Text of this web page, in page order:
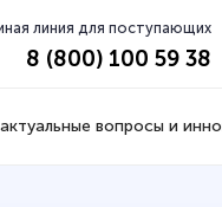
линия для поступающих
8 (800) 100 59 38
вопросы и